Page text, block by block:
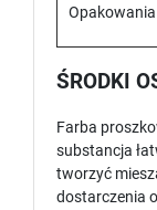
Opakowania
ŚRODKI
Farba
substancja
tworzyć
dostarczenia